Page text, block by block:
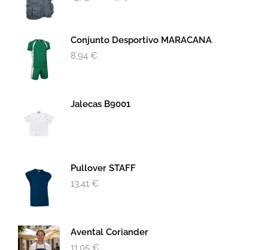
Conjunto Desportivo MARACANA
8,94 €
Jalecas B9001
Pullover STAFF
13,41 €
Avental Coriander
11,05 €